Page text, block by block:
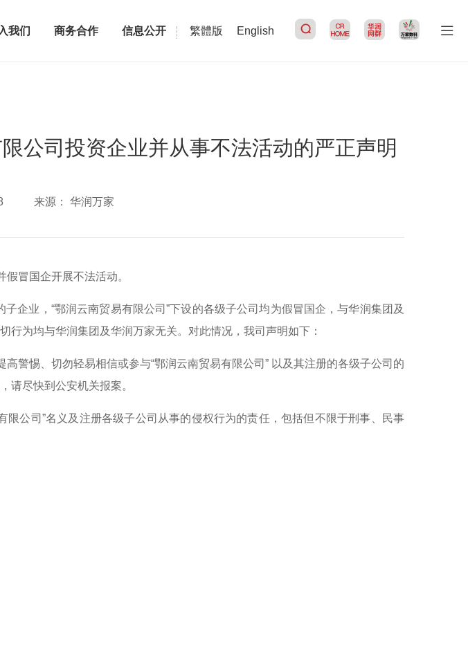
我们 商务合作 信息公开 繁體版 English
搜索
公司投资企业并从事不法活动的严正声明
来源： 华润万家
冒国企开展不法活动。
企业，“鄂润云南贸易有限公司”下设的各级子公司均为假冒国企，与华润集团及
为均与华润集团及华润万家无关。对此情况，我司声明如下：
警惕、切勿轻易相信或参与“鄂润云南贸易有限公司” 以及其注册的各级子公司的
请尽快到公安机关报案。
公司”名义及注册各级子公司从事的侵权行为的责任，包括但不限于刑事、民事